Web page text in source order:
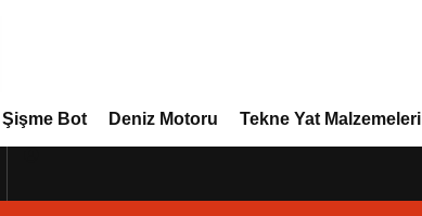
Şişme Bot Deniz Motoru Tekne Yat Malzemeleri